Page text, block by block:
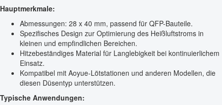
Hauptmerkmale:
Abmessungen: 28 x 40 mm, passend für QFP-Bauteile.
Spezifisches Design zur Optimierung des Heißluftstroms in
kleinen und empfindlichen Bereichen.
Hitzebeständiges Material für Langlebigkeit bei kontinuierlichem
Einsatz.
Kompatibel mit Aoyue-Lötstationen und anderen Modellen, die
diesen Düsentyp unterstützen.
Typische Anwendungen: